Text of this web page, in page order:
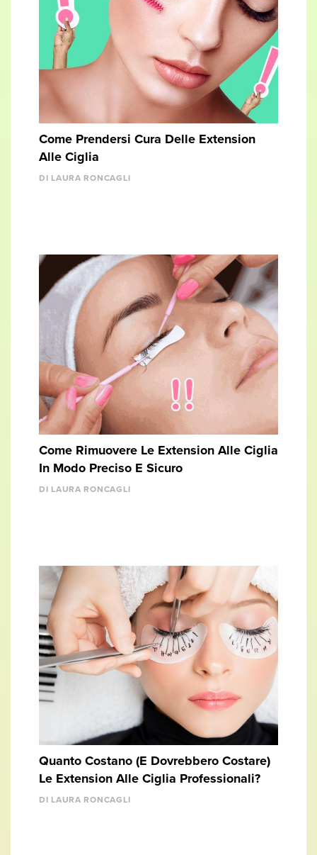
Come Prendersi Cura Delle Extension
Alle Ciglia
DI LAURA RONCAGLI
Come Rimuovere Le Extension Alle Ciglia
In Modo Preciso E Sicuro
DI LAURA RONCAGLI
Quanto Costano (E Dovrebbero Costare)
Le Extension Alle Ciglia Professionali?
DI LAURA RONCAGLI